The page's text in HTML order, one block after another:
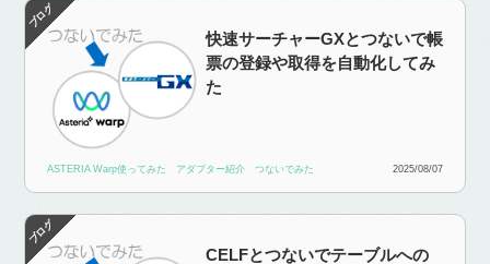
快速サーチャーGXとつないで帳
票の登録や取得を自動化してみ
た
ASTERIA Warp使ってみた アダプター紹介 つないでみた 2025/08/07
CELFとつないでテーブルへの